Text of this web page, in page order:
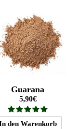
Guarana
5,90€